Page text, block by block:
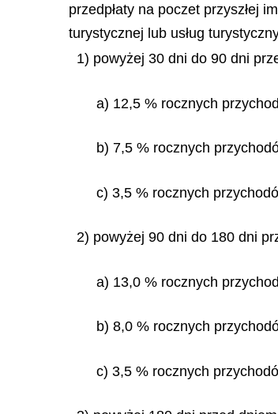
przedpłaty na poczet przyszłej
turystycznej lub usług
1) powyżej 30 dni do 90 dni
a) 12,5 % rocznych
b) 7,5 % rocznych
c) 3,5 % rocznych
2) powyżej 90 dni do 180 dni
a) 13,0 % rocznych
b) 8,0 % rocznych
c) 3,5 % rocznych